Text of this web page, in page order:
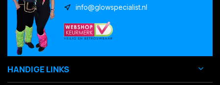
info@glowspecialist.nl
HANDIGE LINKS